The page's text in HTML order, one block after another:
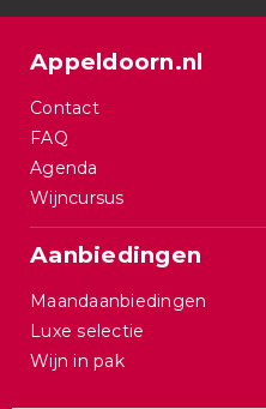
Appeldoorn.nl
Contact
FAQ
Agenda
Wijncursus
Aanbiedingen
Maandaanbiedingen
Luxe selectie
Wijn in pak